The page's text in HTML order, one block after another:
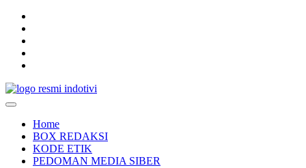
Home
BOX REDAKSI
KODE ETIK
PEDOMAN MEDIA SIBER